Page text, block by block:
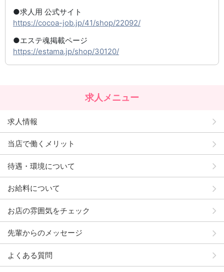
●求人用 公式サイト
https://cocoa-job.jp/41/shop/22092/
●エステ魂掲載ページ
https://estama.jp/shop/30120/
求人メニュー
求人情報
当店で働くメリット
待遇・環境について
お給料について
お店の雰囲気をチェック
先輩からのメッセージ
よくある質問